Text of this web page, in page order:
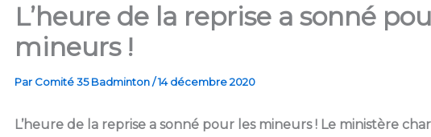
L’heure de la reprise a sonné
mineurs !
Par Comité 35 Badminton/14 décembre 2020
L’heure de la reprise a sonné pour les mineurs ! Le ministère